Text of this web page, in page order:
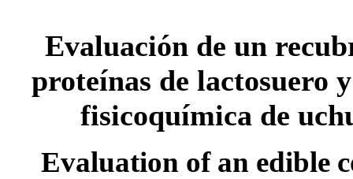
Evaluación de un
proteínas de lactosuero
fisicoquímica de
Evaluation of an edible